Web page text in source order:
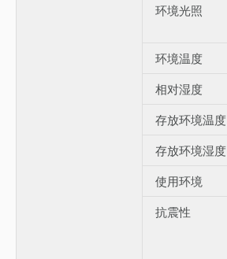
环境光照
环境温度
相对湿度
存放环境温度
存放环境湿度
使用环境
抗震性